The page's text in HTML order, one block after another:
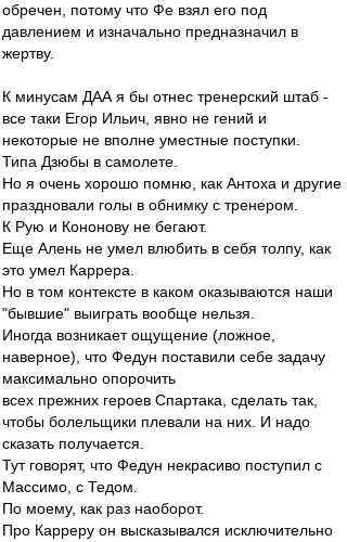
обречен, потому что Фе взял его под
давлением и изначально предназначил в
жертву.
К минусам ДАА я бы отнес тренерский штаб -
все таки Егор Ильич, явно не гений и
некоторые не вполне уместные поступки.
Типа Дзюбы в самолете.
Но я очень хорошо помню, как Антоха и другие
праздновали голы в обнимку с тренером.
К Рую и Кононову не бегают.
Еще Алень не умел влюбить в себя толпу, как
это умел Каррера.
Но в том контексте в каком оказываются наши
"бывшие" выиграть вообще нельзя.
Иногда возникает ощущение (ложное,
наверное), что Федун поставили себе задачу
максимально опорочить
всех прежних героев Спартака, сделать так,
чтобы болельщики плевали на них. И надо
сказать получается.
Тут говорят, что Федун некрасиво поступил с
Массимо, с Тедом.
По моему, как раз наоборот.
Про Карреру он высказывался исключительно